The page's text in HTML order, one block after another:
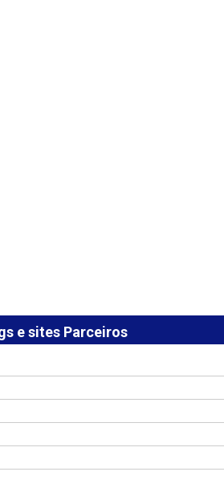
e sites Parceiros